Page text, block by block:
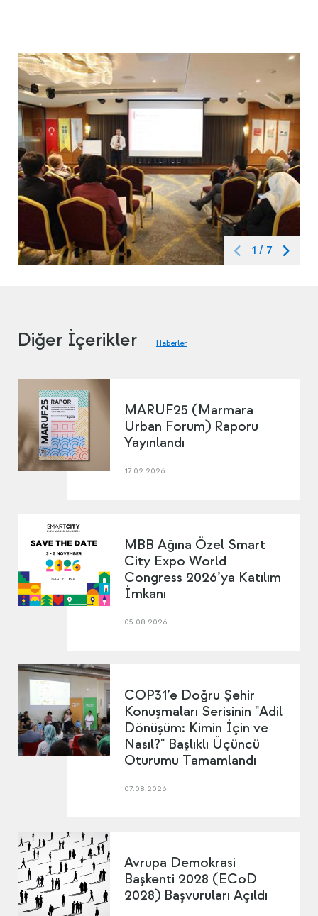
1 / 7
Diğer İçerikler Haberler
MARUF25 (Marmara
Urban Forum) Raporu
Yayınlandı
17.02.2026
MBB Ağına Özel Smart
City Expo World
Congress 2026’ya Katılım
İmkanı
05.08.2026
COP31’e Doğru Şehir
Konuşmaları Serisinin "Adil
Dönüşüm: Kimin İçin ve
Nasıl?" Başlıklı Üçüncü
Oturumu Tamamlandı
07.08.2026
Avrupa Demokrasi
Başkenti 2028 (ECoD
2028) Başvuruları Açıldı